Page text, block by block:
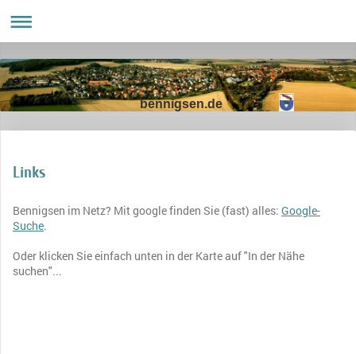
bennigsen.de
Links
Bennigsen im Netz? Mit google finden Sie (fast) alles: Google-
Suche.
Oder klicken Sie einfach unten in der Karte auf "In der Nähe
suchen"...